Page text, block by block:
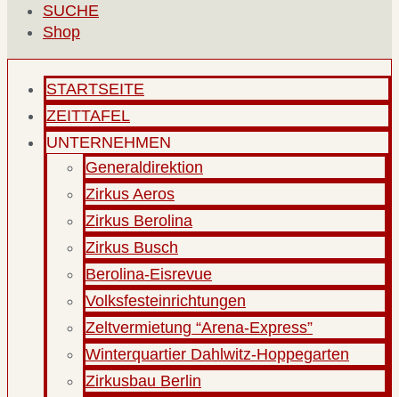
SUCHE
Shop
STARTSEITE
ZEITTAFEL
UNTERNEHMEN
Generaldirektion
Zirkus Aeros
Zirkus Berolina
Zirkus Busch
Berolina-Eisrevue
Volksfesteinrichtungen
Zeltvermietung “Arena-Express”
Winterquartier Dahlwitz-Hoppegarten
Zirkusbau Berlin